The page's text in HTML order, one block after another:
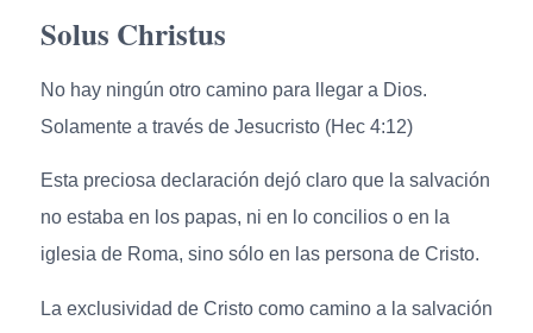
Solus Christus
No hay ningún otro camino para llegar a Dios.
Solamente a través de Jesucristo (Hec 4:12)
Esta preciosa declaración dejó claro que la salvación
no estaba en los papas, ni en lo concilios o en la
iglesia de Roma, sino sólo en las persona de Cristo.
La exclusividad de Cristo como camino a la salvación